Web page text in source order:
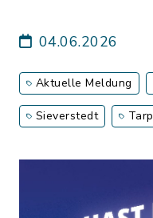
04.06.2026
Aktuelle Meldung
Sieverstedt Tarp